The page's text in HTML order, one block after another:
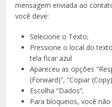
mensagem enviada ao
você deve:
Selecione o Texto;
Pressione o local do
tela ficar azul
Apareceu as opções
(Forward)”, “Copiar
Escolha “Dados”;
Para bloqueios, você